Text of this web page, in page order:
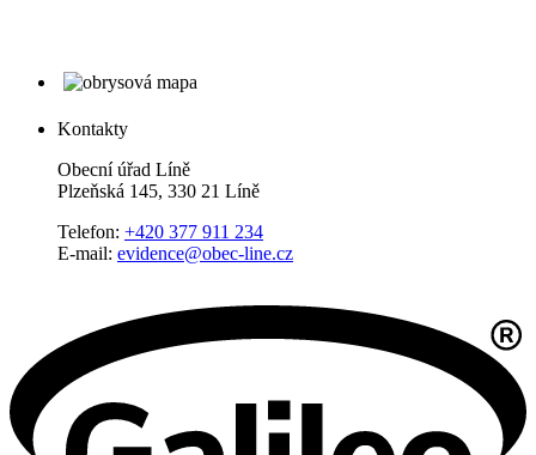
Kontakty
Obecní úřad Líně
Plzeňská 145, 330 21 Líně
Telefon: +420 377 911 234
E-mail: evidence@obec-line.cz